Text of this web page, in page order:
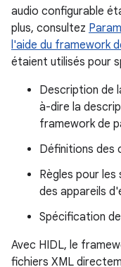
audio configurable
plus, consultez
l'aide du framework
étaient utilisés pour
Description de
à-dire la
framework de
Définitions des
Règles pour
des appareils
Spécification
Avec HIDL, le
fichiers XML